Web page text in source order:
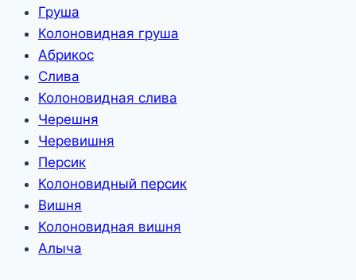
Груша
Колоновидная груша
Абрикос
Слива
Колоновидная слива
Черешня
Черевишня
Персик
Колоновидный персик
Вишня
Колоновидная вишня
Алыча